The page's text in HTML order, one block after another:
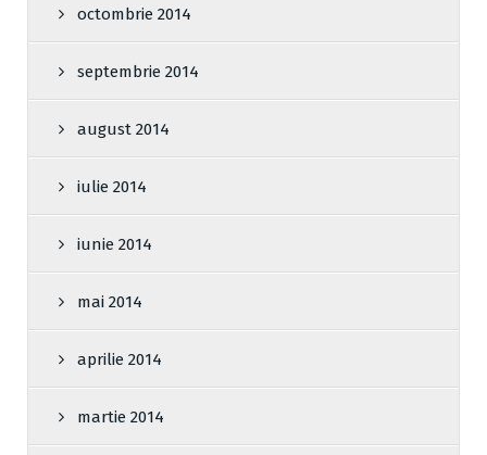
octombrie 2014
septembrie 2014
august 2014
iulie 2014
iunie 2014
mai 2014
aprilie 2014
martie 2014